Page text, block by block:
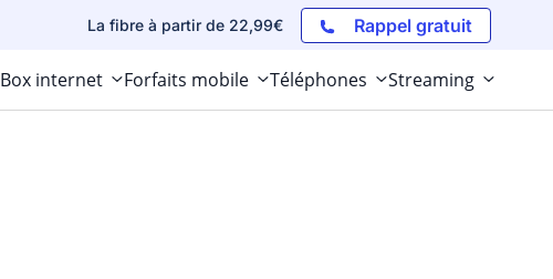
La fibre à partir de 22,99€ Rappel gratuit
Box internet Forfaits mobile Téléphones Streaming